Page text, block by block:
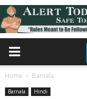
Home Barnala
Barnala Hindi